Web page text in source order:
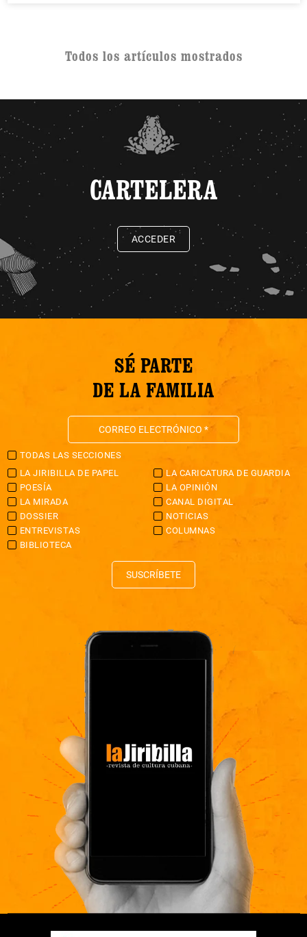
Todos los artículos mostrados
CARTELERA
ACCEDER
SÉ PARTE
DE LA FAMILIA
TODAS LAS SECCIONES
LA JIRIBILLA DE PAPEL
LA CARICATURA DE GUARDIA
POESÍA
LA OPINIÓN
LA MIRADA
CANAL DIGITAL
DOSSIER
NOTICIAS
ENTREVISTAS
COLUMNAS
BIBLIOTECA
SUSCRÍBETE